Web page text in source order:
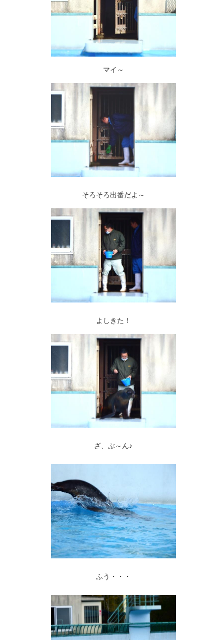
マイ～
そろそろ出番だよ～
よしきた！
ざ、ぶ～ん♪
ふう・・・